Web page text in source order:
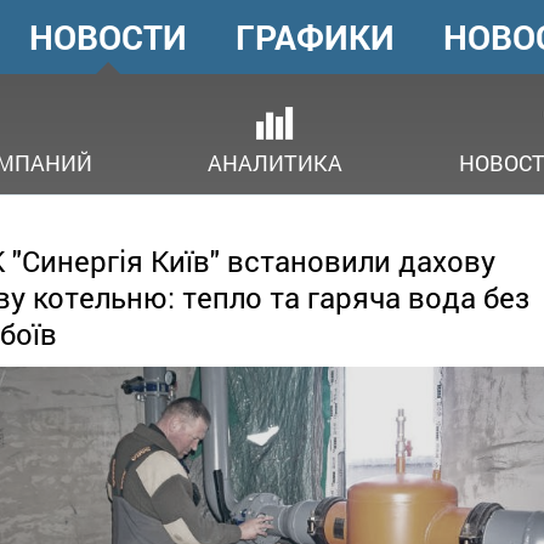
ГОЛОВНЕ
МЕНЮ
НОВОСТИ
АНАЛИТИКА
ГРАФИКИ
Київ" встановили дахову
котельню: тепло та гаряча вода без